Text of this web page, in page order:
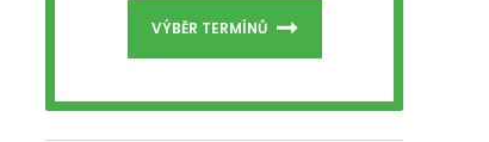
VÝBĚR TERMÍNŮ